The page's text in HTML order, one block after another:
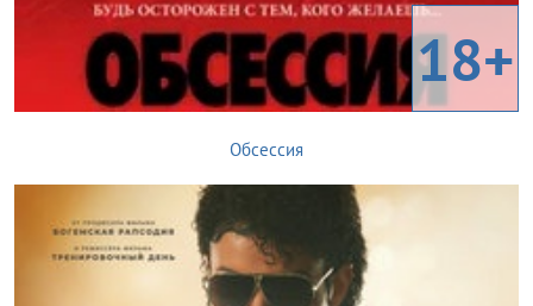
18+
Обсессия